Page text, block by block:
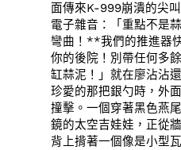
面傳來K-999崩潰的尖
電子雜音：「重點不是
彎曲！**我們的推進器
你的後院！別帶任何多
缸蒜泥！」就在廖沾沾
珍愛的那把銀勺時，外
撞擊。一個穿著黑色燕
鏡的太空吉娃娃，正從
背上揹著一個像是小型